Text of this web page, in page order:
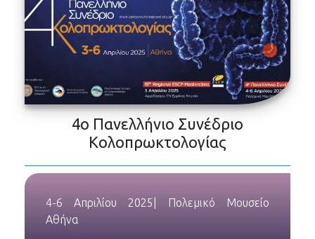
4ο Πανελλήνιο Συνέδριο
Κολοπρωκτολογίας
4-6 Απριλίου 2025| Πολεμικό Μουσείο
Αθήνα